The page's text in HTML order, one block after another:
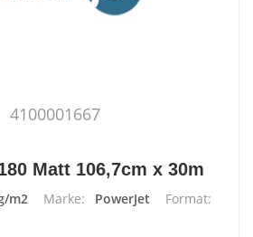
4100001667
Matt 106,7cm x 30m
m2 Marke: PowerJet
Format: